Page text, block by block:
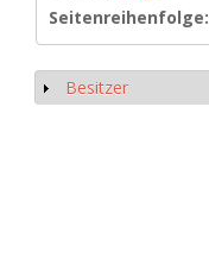
Seitenreihenfolge:
Anzeigen
Besitzer